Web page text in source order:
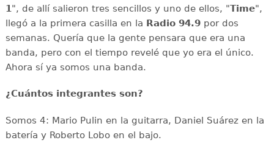
1", de allí salieron tres sencillos y uno de ellos, "Time",
llegó a la primera casilla en la Radio 94.9por dos
semanas. Quería que la gente pensara que era una
banda, pero con el tiempo revelé que yo era el único.
Ahora sí ya somos una banda.
¿Cuántos integrantes son?
Somos 4: Mario Pulin en la guitarra, Daniel Suárez en la
batería y Roberto Lobo en el bajo.